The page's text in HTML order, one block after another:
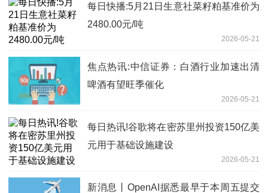
每日快播:5月21日生意社菜籽粕基准价为
2480.00元/吨
2026-05-21
焦点热讯:中信证券：白酒行业加速出清
啤酒有望旺季催化
2026-05-21
每日热讯!谷歌将在密苏里州投资150亿美
元用于基础设施建设
2026-05-21
新消息丨OpenAI据悉最早于本周五提交